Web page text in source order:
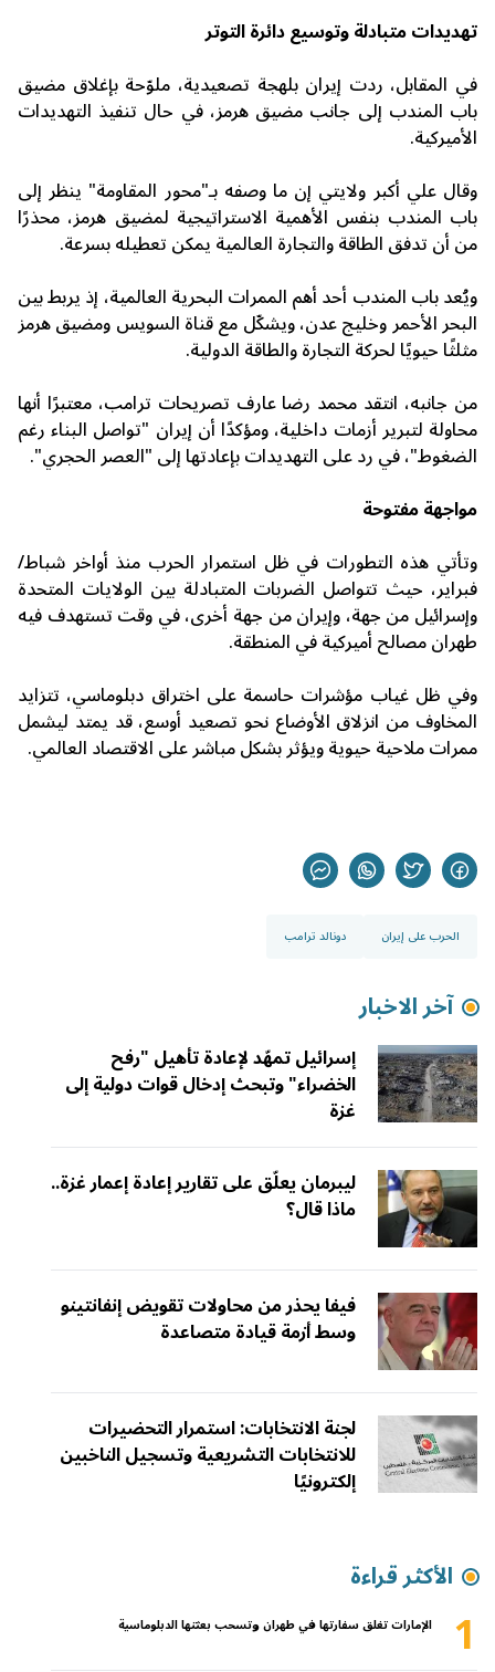
تهديدات متبادلة وتوسيع دائرة التوتر
في المقابل، ردت إيران بلهجة تصعيدية، ملوّحة بإغلاق مضيق
باب المندب إلى جانب مضيق هرمز، في حال تنفيذ التهديدات
الأميركية.
وقالعلي أكبر ولايتي إن ما وصفه بـ"محور المقاومة" ينظر إلى
باب المندب بنفس الأهمية الاستراتيجية لمضيق هرمز، محذرًا
من أن تدفق الطاقة والتجارة العالمية يمكن تعطيله بسرعة.
ويُعد باب المندب أحد أهم الممرات البحرية العالمية، إذ يربط بين
البحر الأحمر وخليج عدن، ويشكّل معقناة السويسومضيق هرمز
مثلثًا حيويًا لحركة التجارة والطاقة الدولية.
من جانبه، انتقد محمد رضا عارف تصريحات ترامب، معتبرًا أنها
محاولة لتبرير أزمات داخلية، ومؤكدًا أن إيران "تواصل البناء رغم
الضغوط"، في رد على التهديدات بإعادتها إلى "العصر الحجري".
مواجهة مفتوحة
وتأتي هذه التطورات في ظل استمرار الحرب منذ أواخر شباط/
فبراير، حيث تتواصل الضربات المتبادلة بين الولايات المتحدة
وإسرائيل من جهة، وإيران من جهة أخرى، في وقت تستهدف فيه
طهران مصالح أميركية في المنطقة.
وفي ظل غياب مؤشرات حاسمة على اختراق دبلوماسي، تتزايد
المخاوف من انزلاق الأوضاع نحو تصعيد أوسع، قد يمتد ليشمل
ممرات ملاحية حيوية ويؤثر بشكل مباشر على الاقتصاد العالمي.
الحرب على إيران دونالد ترامب
آخر الاخبار
إسرائيل تمهّد لإعادة تأهيل "رفح
الخضراء" وتبحث إدخال قوات دولية إلى
غزة
ليبرمان يعلّق على تقارير إعادة إعمار غزة..
ماذا قال؟
فيفا يحذر من محاولات تقويض إنفانتينو
وسط أزمة قيادة متصاعدة
لجنة الانتخابات: استمرار التحضيرات
للانتخابات التشريعية وتسجيل الناخبين
إلكترونيًا
الأكثر قراءة
1 الإمارات تغلق سفارتها في طهران وتسحب بعثتها الدبلوماسية